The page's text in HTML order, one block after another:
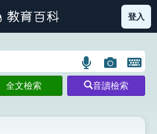
引圖示 部首索引表圖示
登入
語
言
搜
圖
片
搜
開
鍵
圖
全文檢索 音讀檢索